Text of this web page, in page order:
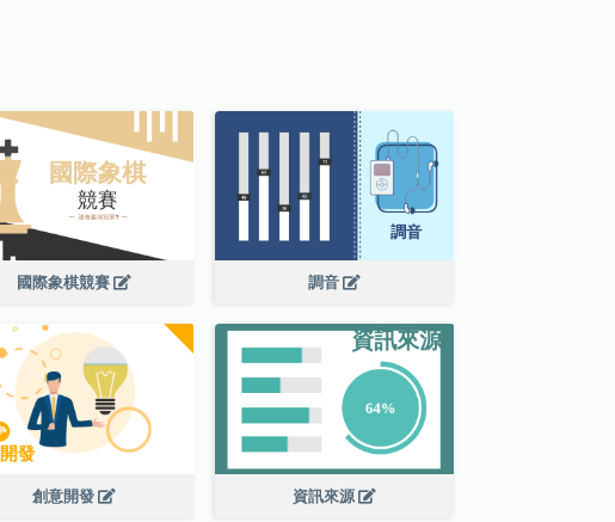
國際象棋競賽 調音
創意開發 資訊來源